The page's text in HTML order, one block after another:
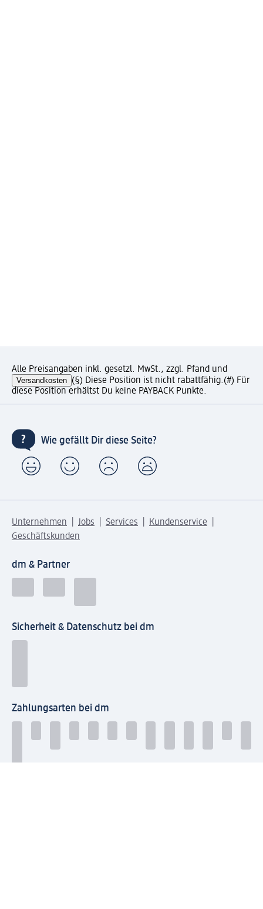
Alle Preisangaben inkl. gesetzl. MwSt., zzgl. Pfand und
Versandkosten (§) Diese Position ist nicht rabattfähig.(#) Für
diese Position erhältst Du keine PAYBACK Punkte.
Wie gefällt Dir diese Seite?
Unternehmen Jobs Services
Kundenservice
Geschäftskunden
dm & Partner
Sicherheit & Datenschutz bei dm
Zahlungsarten bei dm